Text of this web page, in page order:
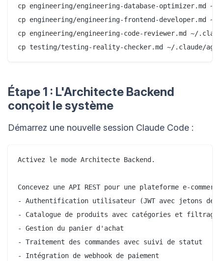
cp engineering/engineering-database-optimizer.md
cp engineering/engineering-frontend-developer.md
cp engineering/engineering-code-reviewer.md ~/
Étape 1 : L'Architecte Backend
conçoit le système
Démarrez une nouvelle session Claude Code :
Activez le mode Architecte Backend.
Concevez une API REST pour une plateforme e-
- Authentification utilisateur (JWT avec jetons de
- Catalogue de produits avec catégories et filtrage
- Gestion du panier d'achat
- Traitement des commandes avec suivi de statut
- Intégration de webhook de paiement